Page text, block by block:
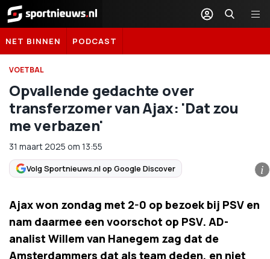
Sportnieuws.nl
NET BINNEN PODCAST
VOETBAL
Opvallende gedachte over
transferzomer van Ajax: 'Dat zou
me verbazen'
31 maart 2025 om 13:55
Volg Sportnieuws.nl op Google Discover i
Ajax won zondag met 2-0 op bezoek bij PSV en
nam daarmee een voorschot op PSV. AD-
analist Willem van Hanegem zag dat de
Amsterdammers dat als team deden, en niet